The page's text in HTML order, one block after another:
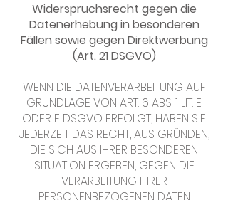
Widerspruchsrecht gegen die
Datenerhebung in besonderen
Fällen sowie gegen Direktwerbung
(Art. 21 DSGVO)
WENN DIE DATENVERARBEITUNG AUF
GRUNDLAGE VON ART. 6 ABS. 1 LIT. E
ODER F DSGVO ERFOLGT, HABEN SIE
JEDERZEIT DAS RECHT, AUS GRÜNDEN,
DIE SICH AUS IHRER BESONDEREN
SITUATION ERGEBEN, GEGEN DIE
VERARBEITUNG IHRER